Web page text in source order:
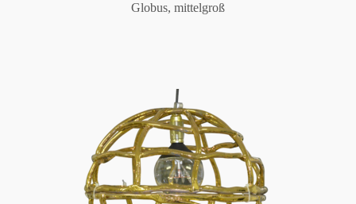
Globus, mittelgroß